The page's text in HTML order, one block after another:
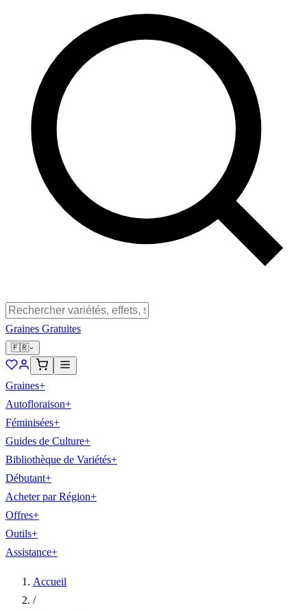
Graines Gratuites
🇫🇷
Graines+
Autofloraison+
Féminisées+
Guides de Culture+
Bibliothèque de Variétés+
Débutant+
Acheter par Région+
Offres+
Outils+
Assistance+
Accueil
/